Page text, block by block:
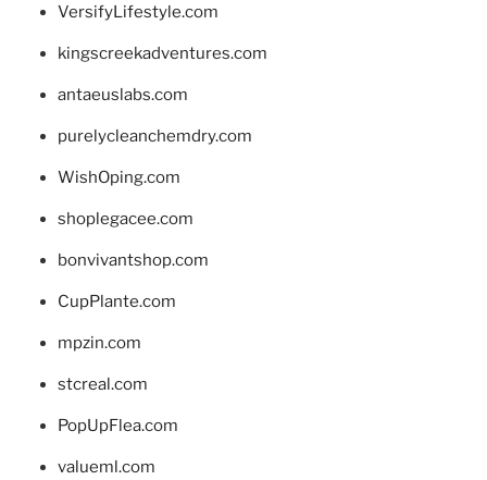
VersifyLifestyle.com
kingscreekadventures.com
antaeuslabs.com
purelycleanchemdry.com
WishOping.com
shoplegacee.com
bonvivantshop.com
CupPlante.com
mpzin.com
stcreal.com
PopUpFlea.com
valueml.com